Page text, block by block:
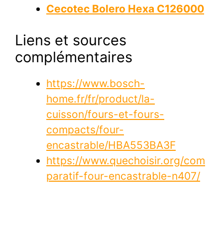
Cecotec Bolero Hexa C126000
Liens et sources
complémentaires
https://www.bosch-
home.fr/fr/product/la-
cuisson/fours-et-fours-
compacts/four-
encastrable/HBA553BA3F
https://www.quechoisir.org/com
paratif-four-encastrable-n407/